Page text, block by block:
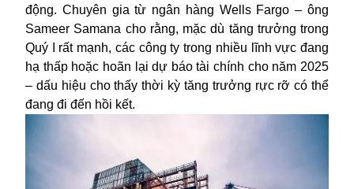
động. Chuyên gia từ ngân hàng Wells Fargo – ông
Sameer Samana cho rằng, mặc dù tăng trưởng trong
Quý I rất mạnh, các công ty trong nhiều lĩnh vực đang
hạ thấp hoặc hoãn lại dự báo tài chính cho năm 2025
– dấu hiệu cho thấy thời kỳ tăng trưởng rực rỡ có thể
đang đi đến hồi kết.